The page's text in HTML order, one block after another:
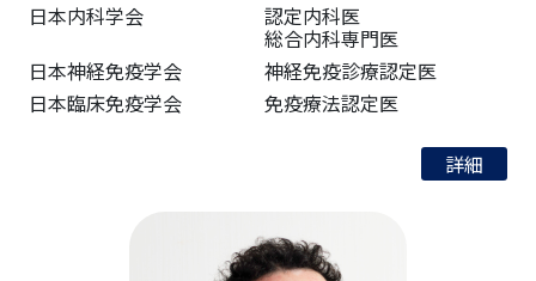
日本内科学会
認定内科医
総合内科専門医
日本神経免疫学会
神経免疫診療認定医
日本臨床免疫学会
免疫療法認定医
詳細